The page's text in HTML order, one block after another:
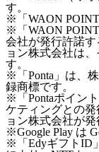
す。
※「WAON
※「WAON
会社が発行許諾
ョン株式会社は
す。
※「Ponta」は、
録商標です。
※「Pontaポイン
ケティングとの
ョン株式会社が発
※Google Play は
※「EdyギフトID